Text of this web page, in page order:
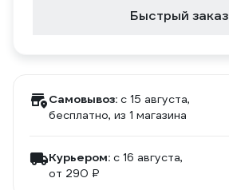
Быстрый заказ
Самовывоз: c 15 августа,
бесплатно, из 1 магазина
Курьером: c 16 августа,
от 290 ₽